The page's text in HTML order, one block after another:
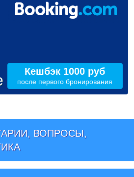
Кешбэк 1000 руб
после первого бронирования
ВОПРОСЫ,